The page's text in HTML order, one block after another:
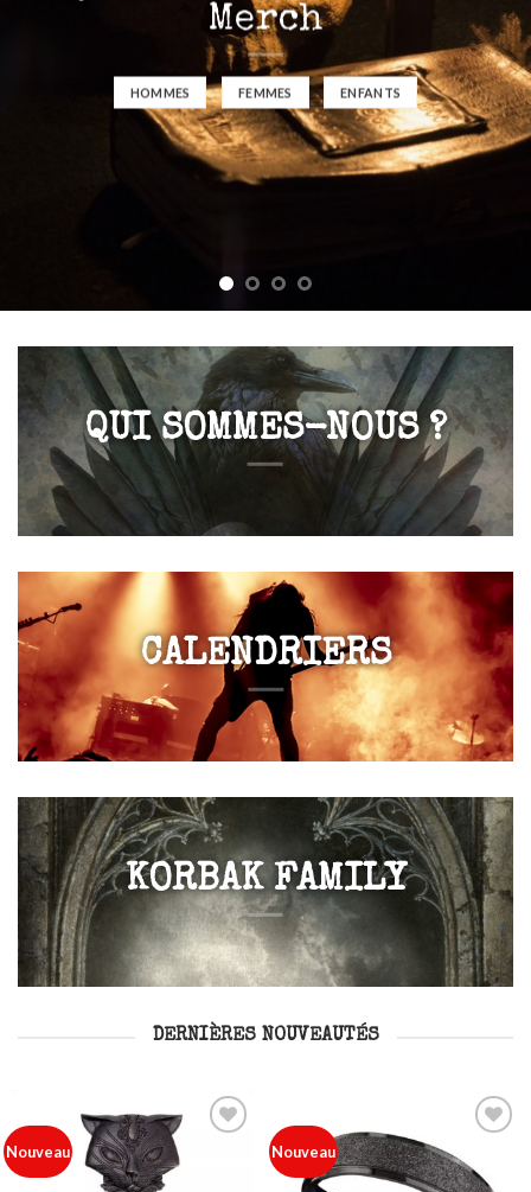
Merch
HOMMES FEMMES ENFANTS
QUI SOMMES-NOUS ?
CALENDRIERS
KORBAK FAMILY
DERNIÈRES NOUVEAUTÉS
Nouveau Nouveau
à ma
liste